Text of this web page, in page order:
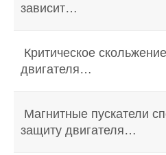
зависит…
Критическое
двигателя…
Магнитные пускатели
защиту двигателя…